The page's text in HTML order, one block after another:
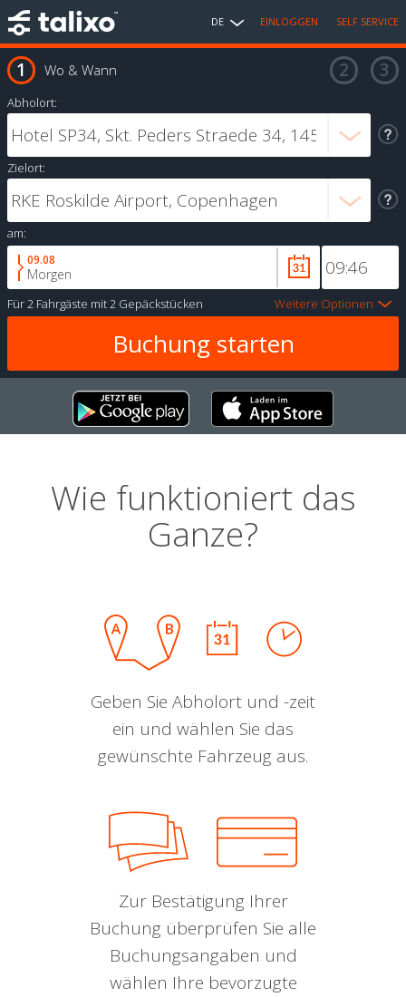
DE EINLOGGEN SELF SERVICE
Wo & Wann
Abholort:
Zielort:
am:
09.08
Morgen
Für2 Fahrgäste mit2 Gepäckstücken Weitere Optionen
Wie funktioniert das
Ganze?
Geben Sie Abholort und -zeit
ein und wählen Sie das
gewünschte Fahrzeug aus.
Zur Bestätigung Ihrer
Buchung überprüfen Sie alle
Buchungsangaben und
wählen Ihre bevorzugte